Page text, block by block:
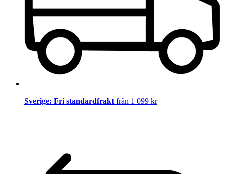
Sverige: Fri standardfraktfrån 1 099 kr